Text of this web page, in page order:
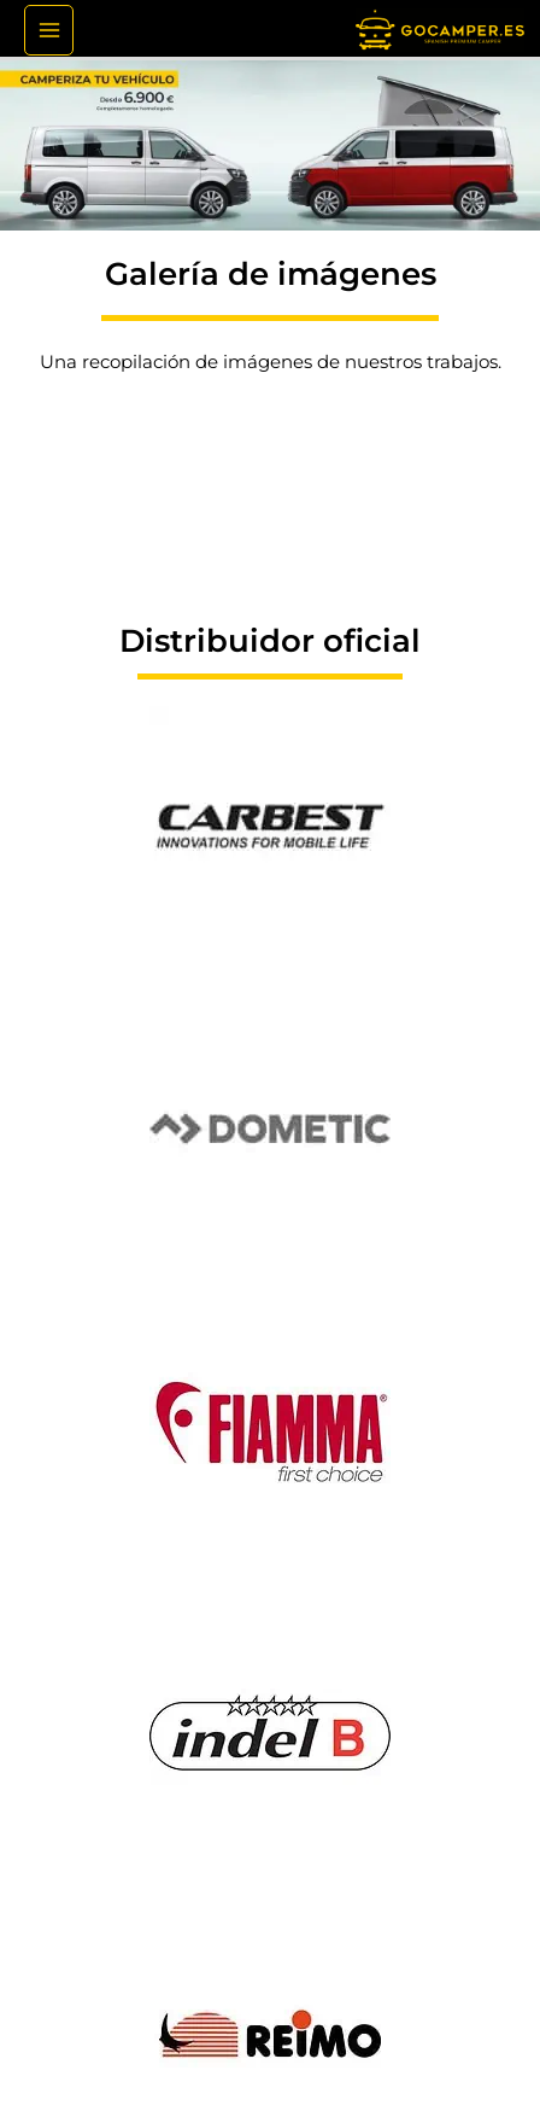
contenido
Galería de imágenes
Una recopilación de imágenes de nuestros trabajos.
Distribuidor oficial